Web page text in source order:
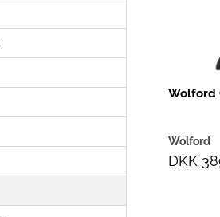
Wolford
Wolford
DKK